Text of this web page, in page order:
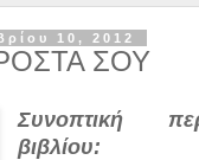
10, 2012
ΣΟΥ
Συνοπτική
βιβλίου: